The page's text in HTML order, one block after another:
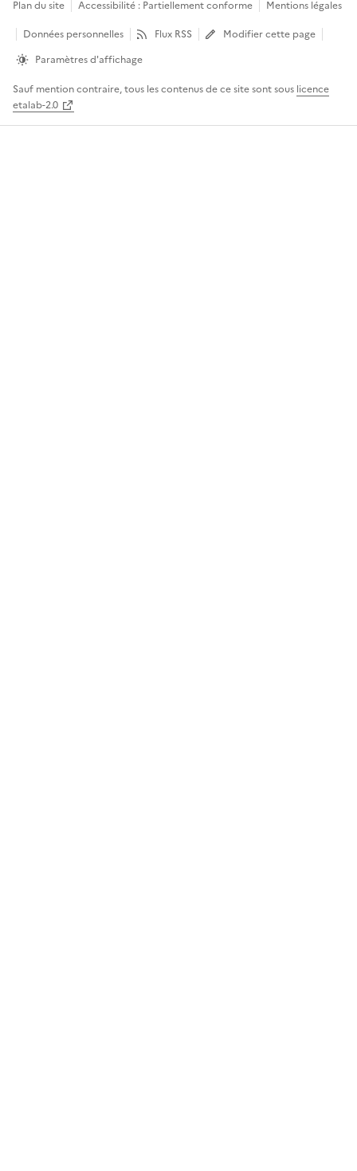
Plan du site Accessibilité : Partiellement conforme
Mentions légales
Données personnelles
Flux RSS
Modifier cette page
Paramètres d'affichage
Sauf mention contraire, tous les contenus de ce site sont sous licence
etalab-2.0